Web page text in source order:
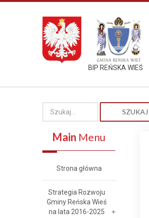
BIP REŃSKA WIEŚ
SZUKAJ
Main Menu
Strona główna
Strategia Rozwoju
Gminy Reńska Wieś
na lata 2016-2025